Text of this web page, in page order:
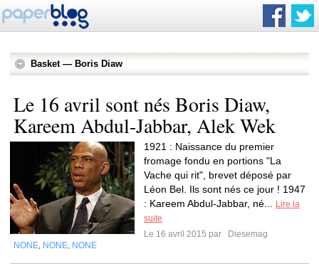
Basket — Boris Diaw
Le 16 avril sont nés Boris Diaw,
Kareem Abdul-Jabbar, Alek Wek
1921 : Naissance du premier
fromage fondu en portions "La
Vache qui rit", brevet déposé par
Léon Bel. Ils sont nés ce jour ! 1947
: Kareem Abdul-Jabbar, né...
Lire la
suite
Le 16 avril 2015 par
Diesemag
NONE NONE NONE